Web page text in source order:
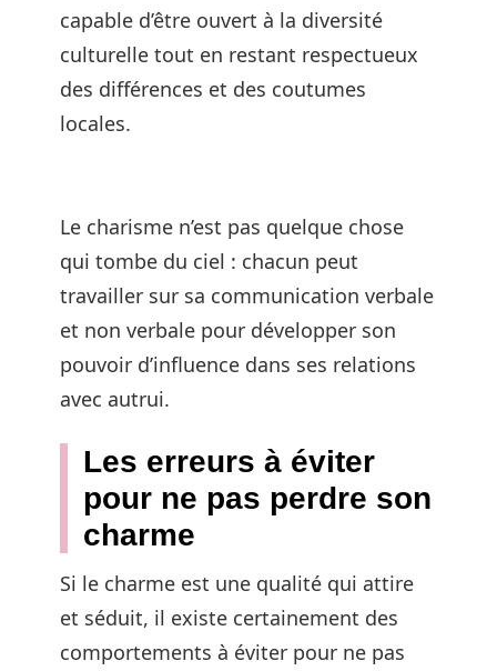
capable d’être ouvert à la diversité
culturelle tout en restant respectueux
des différences et des coutumes
locales.
Le charisme n’est pas quelque chose
qui tombe du ciel : chacun peut
travailler sur sa communication verbale
et non verbale pour développer son
pouvoir d’influence dans ses relations
avec autrui.
Les erreurs à éviter
pour ne pas perdre son
charme
Si le charme est une qualité qui attire
et séduit, il existe certainement des
comportements à éviter pour ne pas